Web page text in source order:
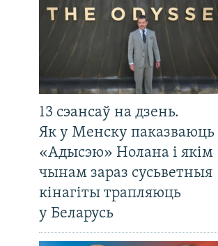
13 сэансаў на дзень.
Як у Менску паказваюць
«Адысэю» Нолана і якім
чынам зараз сусьветныя
кінагіты трапляюць
у Беларусь